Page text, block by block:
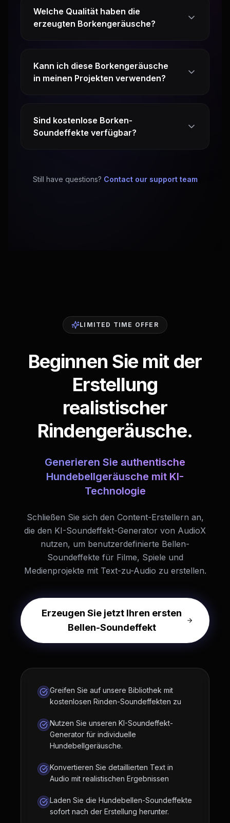
Welche Qualität haben die
erzeugten Borkengeräusche?
Kann ich diese Borkengeräusche
in meinen Projekten verwenden?
Sind kostenlose Borken-
Soundeffekte verfügbar?
Still have questions? Contact our support team
LIMITED TIME OFFER
Beginnen Sie mit der
Erstellung
realistischer
Rindengeräusche.
Generieren Sie authentische
Hundebellgeräusche mit KI-
Technologie
Schließen Sie sich den Content-Erstellern an,
die den KI-Soundeffekt-Generator von AudioX
nutzen, um benutzerdefinierte Bellen-
Soundeffekte für Filme, Spiele und
Medienprojekte mit Text-zu-Audio zu erstellen.
Erzeugen Sie jetzt Ihren ersten
Bellen-Soundeffekt
Greifen Sie auf unsere Bibliothek mit
kostenlosen Rinden-Soundeffekten zu
Nutzen Sie unseren KI-Soundeffekt-
Generator für individuelle
Hundebellgeräusche.
Konvertieren Sie detaillierten Text in
Audio mit realistischen Ergebnissen
Laden Sie die Hundebellen-Soundeffekte
sofort nach der Erstellung herunter.